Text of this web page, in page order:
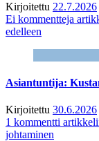
Kirjoitettu 22.7.2026
Ei kommentteja
edelleen
Asiantuntija:
Kirjoitettu 30.6.2026
1 kommentti
johtaminen